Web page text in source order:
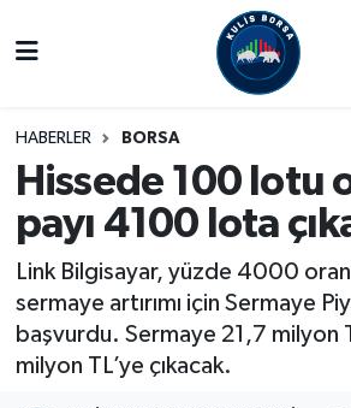
HABERLER BORSA
Hissede 100 lotu
payı 4100 lota
Link Bilgisayar, yüzde 4000
sermaye artırımı için Sermaye
başvurdu. Sermaye 21,7 milyon
milyon TL’ye çıkacak.
Kulis Haber
Halka Arzlar
Ekonomi
Süper Lig Puan Durumu ve
Tüm Manşetler
Son Dakika Haberleri